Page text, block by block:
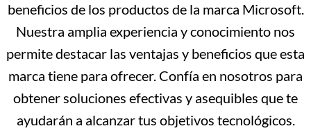
beneficios de los productos de la marca Microsoft.
Nuestra amplia experiencia y conocimiento nos
permite destacar las ventajas y beneficios que esta
marca tiene para ofrecer. Confía en nosotros para
obtener soluciones efectivas y asequibles que te
ayudarán a alcanzar tus objetivos tecnológicos.